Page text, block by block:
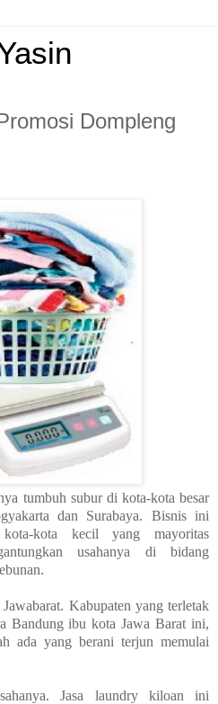
Dompleng
tumbuh subur di kota-kota besar
dan Surabaya. Bisnis ini
kota kecil yang mayoritas
usahanya di bidang
Kabupaten yang terletak
Bandung ibu kota Jawa Barat ini,
ada yang berani terjun memulai
Jasa laundry kiloan ini